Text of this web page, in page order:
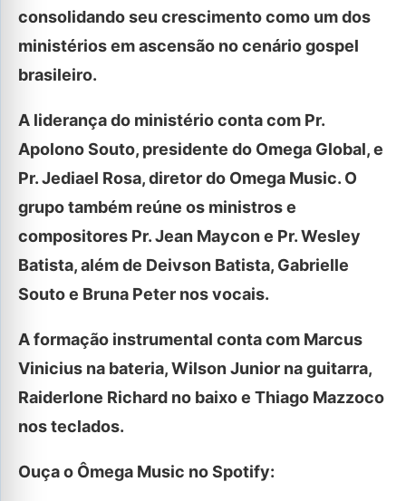
consolidando seu crescimento como um dos
ministérios em ascensão no cenário gospel
brasileiro.
A liderança do ministério conta com Pr.
Apolono Souto, presidente do Omega Global, e
Pr. Jediael Rosa, diretor do Omega Music. O
grupo também reúne os ministros e
compositores Pr. Jean Maycon e Pr. Wesley
Batista, além de Deivson Batista, Gabrielle
Souto e Bruna Peter nos vocais.
A formação instrumental conta com Marcus
Vinicius na bateria, Wilson Junior na guitarra,
Raiderlone Richard no baixo e Thiago Mazzoco
nos teclados.
Ouça o Ômega Music no Spotify: